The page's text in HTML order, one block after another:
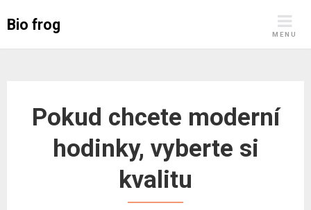
Bio frog
MENU
Pokud chcete moderní
hodinky, vyberte si
kvalitu